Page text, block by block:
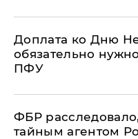
Доплата ко Дню
обязательно
ПФУ
ФБР
тайным агентом